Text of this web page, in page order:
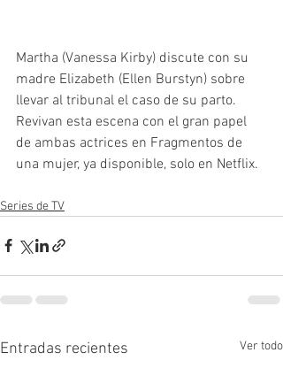
Martha (Vanessa Kirby) discute con su
madre Elizabeth (Ellen Burstyn) sobre
llevar al tribunal el caso de su parto.
Revivan esta escena con el gran papel
de ambas actrices en Fragmentos de
una mujer, ya disponible, solo en Netflix.
Series de TV
Entradas recientes Ver todo